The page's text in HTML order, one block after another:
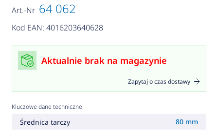
Art.-Nr 64 062
Kod EAN: 4016203640628
Aktualnie brak na magazynie
Zapytaj o czas dostawy
Kluczowe dane techniczne
Średnica tarczy 80 mm